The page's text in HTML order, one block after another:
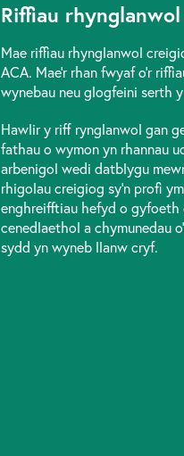
Riffiau
Mae riffiau rhynglanwol
ACA. Mae’r rhan fwyaf o’r
wynebau neu glogfeini serth
Hawlir y riff rynglanwol gan
fathau o wymon yn rhannau
arbenigol wedi datblygu
rhigolau creigiog sy’n profi
enghreifftiau hefyd o gyfoeth
cenedlaethol a chymunedau
sydd yn wyneb llanw cryf.